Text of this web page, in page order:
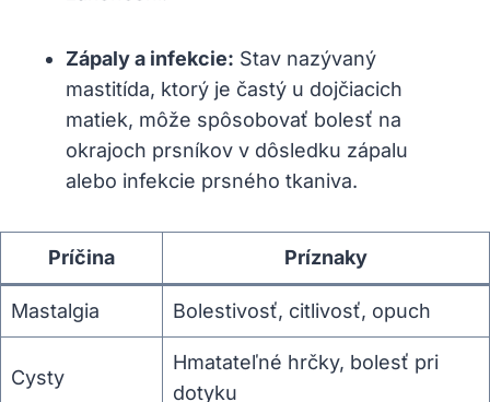
Zápaly a infekcie: Stav nazývaný
mastitída, ktorý je častý u dojčiacich
matiek, môže spôsobovať bolesť na
okrajoch prsníkov v dôsledku zápalu
alebo infekcie prsného tkaniva.
Príčina Príznaky
Mastalgia Bolestivosť, citlivosť, opuch
Cysty
Hmatateľné hrčky, bolesť pri
dotyku